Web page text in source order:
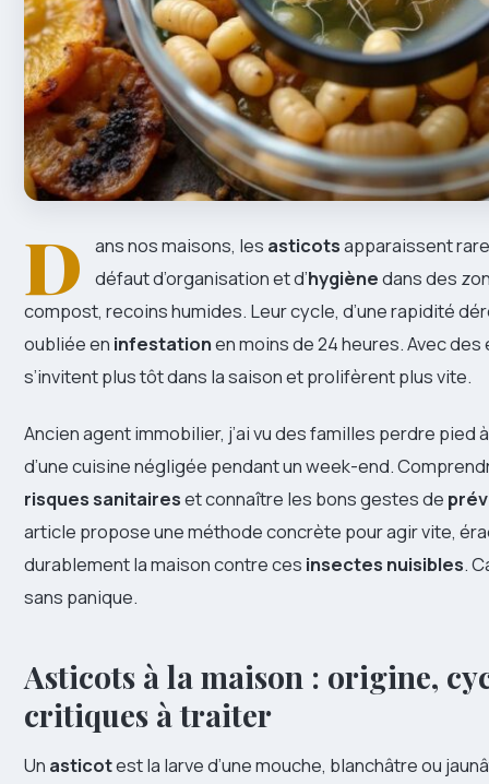
D ans nos maisons, les asticotsapparaissent
défaut d’organisation et d’hygiènedans des
compost, recoins humides. Leur cycle, d’une rapidité
oubliée en infestationen moins de 24 heures. Avec
s’invitent plus tôt dans la saison et prolifèrent plus vite.
Ancien agent immobilier, j’ai vu des familles perdre pied
d’une cuisine négligée pendant un week-end.
risques sanitaireset connaître les bons gestes de
article propose une méthode concrète pour agir vite,
durablement la maison contre ces insectes nuisibles.
sans panique.
Asticots à la maison : origine,
critiques à traiter
Un asticotest la larve d’une mouche, blanchâtre ou